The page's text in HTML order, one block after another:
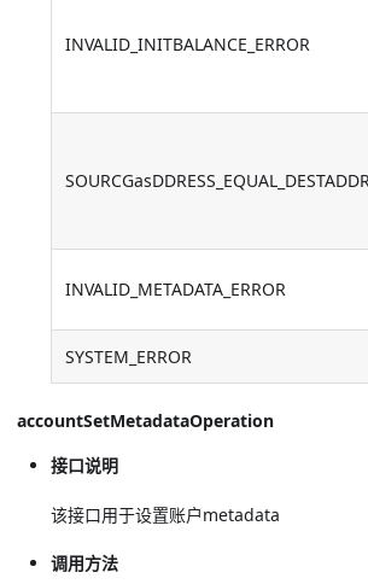
INVALID_INITBALANCE_ERROR
INVALID_METADATA_ERROR
SYSTEM_ERROR
accountSetMetadataOperation
接口说明
该接口用于设置账户metadata
调用方法